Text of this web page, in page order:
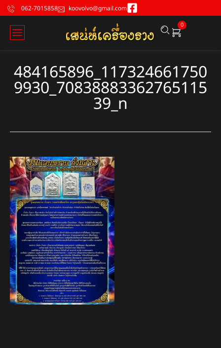
062-7015858 koovolvo@gmail.com
0
484165896_117324661750
9930_70838883362765115
39_n